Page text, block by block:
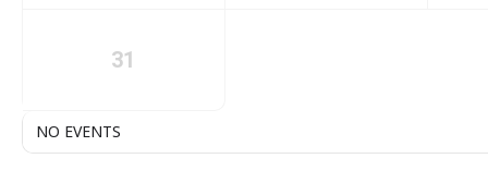
31
NO EVENTS